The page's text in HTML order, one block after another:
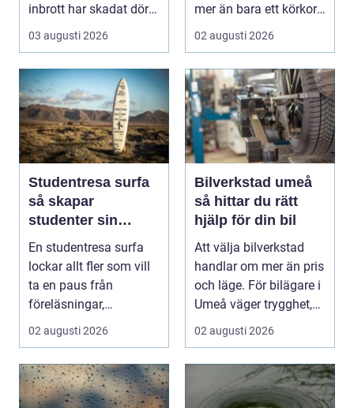
inbrott har skadat dörr
och karm,...
03 augusti 2026
mer än bara ett körkort
och en pålitlig bil. ...
02 augusti 2026
Studentresa surfa
så skapar
studenter sin
ultimata paus från
plugget
En studentresa surfa
lockar allt fler som vill
ta en paus från
föreläsningar,
tentaplugg och sena
02 augusti 2026
Bilverkstad umeå
så hittar du rätt
hjälp för din bil
Att välja bilverkstad
handlar om mer än pris
och läge. För bilägare i
Umeå väger trygghet,
tillgängl...
02 augusti 2026